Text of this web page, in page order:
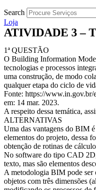
Search
Loja
ATIVIDADE 3 –
1ª QUESTÃO
O Building Information
tecnologias e processos
uma construção, de modo
qualquer etapa do ciclo de
Fonte: https://www.in.gov.br/
em: 14 mar. 2023.
A respeito dessa temática,
ALTERNATIVAS
Uma das vantagens do BIM
elementos do projeto, dessa
obtenção de rotinas de
No software do tipo CAD 2D,
texto, mas são elementos
A metodologia BIM pode ser
objetos com três dimensões